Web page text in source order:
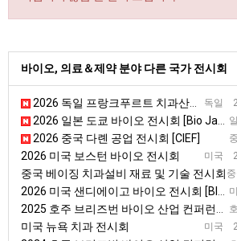
바이오, 의료＆제약 분야 다른 국가 전시회
독일
2026 독일 프랑크푸르트 치과산업 정보 전시회 [infotage FACHDENTAL Frankfurt]
2026 일본 도쿄 바이오 전시회 [Bio Japan]
2026 중국 다롄 공업 전시회 [CIEF]
미국
2026 미국 보스턴 바이오 전시회
중국 베이징 치과설비 재료 및 기술 전시회
2026 미국 샌디에이고 바이오 전시회 [BIO USA]
2025 호주 브리즈번 바이오 산업 컨퍼런스 및 전시회 [AusBiotech]
미국
미국 뉴욕 치과 전시회